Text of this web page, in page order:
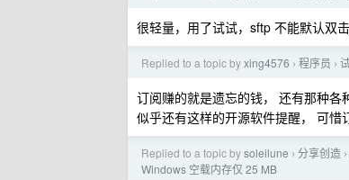
很轻量，用了试试，sftp 不能默认双
Replied to a topic byxing4576 › 程序员 ›
订阅赚的就是遗忘的钱， 还有那种各
似乎还有这样的开源软件提醒， 可
Replied to a topic bysoleilune › 分享创造 ›
Windows 空载内存仅 25 MB